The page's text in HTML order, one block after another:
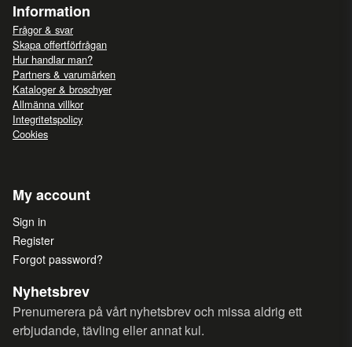
Information
Frågor & svar
Skapa offertförfrågan
Hur handlar man?
Partners & varumärken
Kataloger & broschyer
Allmänna villkor
Integritetspolicy
Cookies
My account
Sign in
Register
Forgot password?
Nyhetsbrev
Prenumerera på vårt nyhetsbrev och missa aldrig ett
erbjudande, tävling eller annat kul.